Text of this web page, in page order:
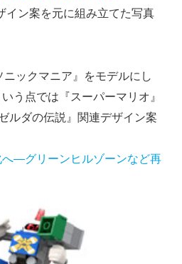
イン案を元に組み立てた写真
ックマニア』をモデルにし
う点では『スーパーマリオ』
ルダの伝説』関連デザイン案
へ―グリーンヒルゾーンなど再